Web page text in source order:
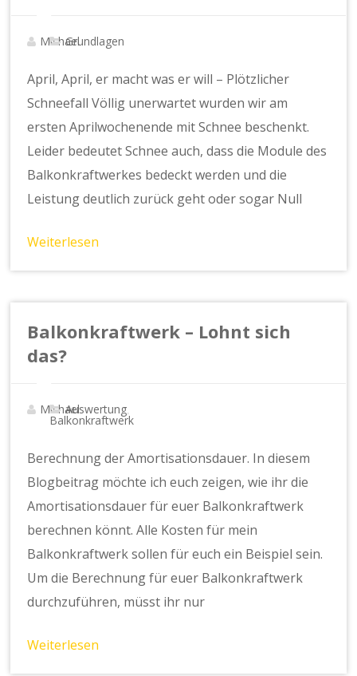
MichaelGrundlagen
April, April, er macht was er will – Plötzlicher
Schneefall Völlig unerwartet wurden wir am
ersten Aprilwochenende mit Schnee beschenkt.
Leider bedeutet Schnee auch, dass die Module des
Balkonkraftwerkes bedeckt werden und die
Leistung deutlich zurück geht oder sogar Null
Weiterlesen
Balkonkraftwerk – Lohnt sich
das?
MichaelAuswertung,
Balkonkraftwerk
Berechnung der Amortisationsdauer. In diesem
Blogbeitrag möchte ich euch zeigen, wie ihr die
Amortisationsdauer für euer Balkonkraftwerk
berechnen könnt. Alle Kosten für mein
Balkonkraftwerk sollen für euch ein Beispiel sein.
Um die Berechnung für euer Balkonkraftwerk
durchzuführen, müsst ihr nur
Weiterlesen